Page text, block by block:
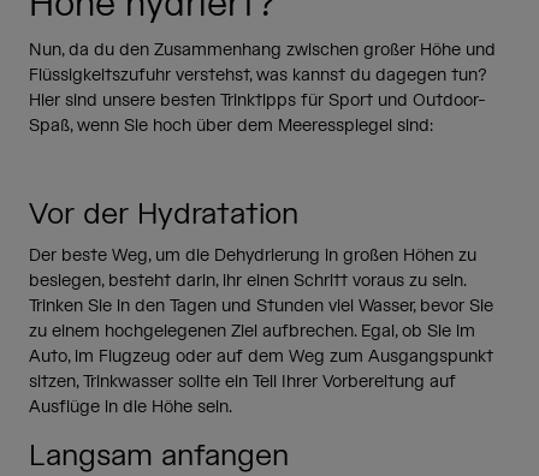
Nun, da du den Zusammenhang zwischen großer Höhe und
Flüssigkeitszufuhr verstehst, was kannst du dagegen tun?
Hier sind unsere besten Trinktipps für Sport und Outdoor-
Spaß, wenn Sie hoch über dem Meeresspiegel sind:
Vor der Hydratation
Der beste Weg, um die Dehydrierung in großen Höhen zu
besiegen, besteht darin, ihr einen Schritt voraus zu sein.
Trinken Sie in den Tagen und Stunden viel Wasser, bevor Sie
zu einem hochgelegenen Ziel aufbrechen. Egal, ob Sie im
Auto, im Flugzeug oder auf dem Weg zum Ausgangspunkt
sitzen, Trinkwasser sollte ein Teil Ihrer Vorbereitung auf
Ausflüge in die Höhe sein.
Langsam anfangen